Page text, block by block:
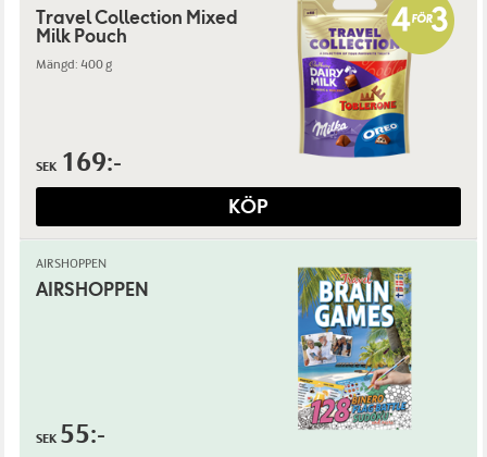
Travel Collection Mixed
Milk Pouch
Mängd: 400 g
SEK 169:-
KÖP
AIRSHOPPEN
AIRSHOPPEN
SEK 55:-